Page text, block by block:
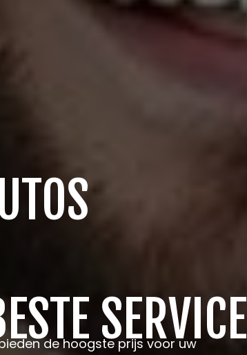
SERVICE
de hoogste prijs voor uw